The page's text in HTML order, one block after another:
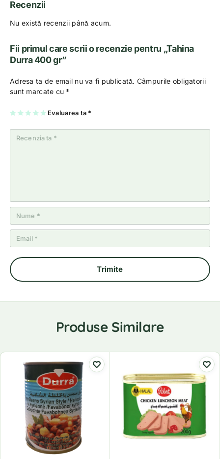
Recenzii
Nu există recenzii până acum.
Fii primul care scrii o recenzie pentru „Tahina
Durra 400 gr”
Adresa ta de email nu va fi publicată. Câmpurile obligatorii
sunt marcate cu *
Evaluarea ta *
U
n
2
5
st
el
3
5
st
el
4
5
st
el
5
5
st
el
Produse Similare